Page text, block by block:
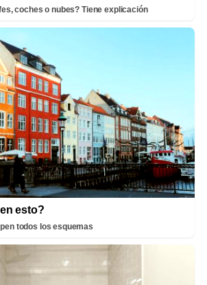
coches o nubes? Tiene explicación
esto?
todos los esquemas